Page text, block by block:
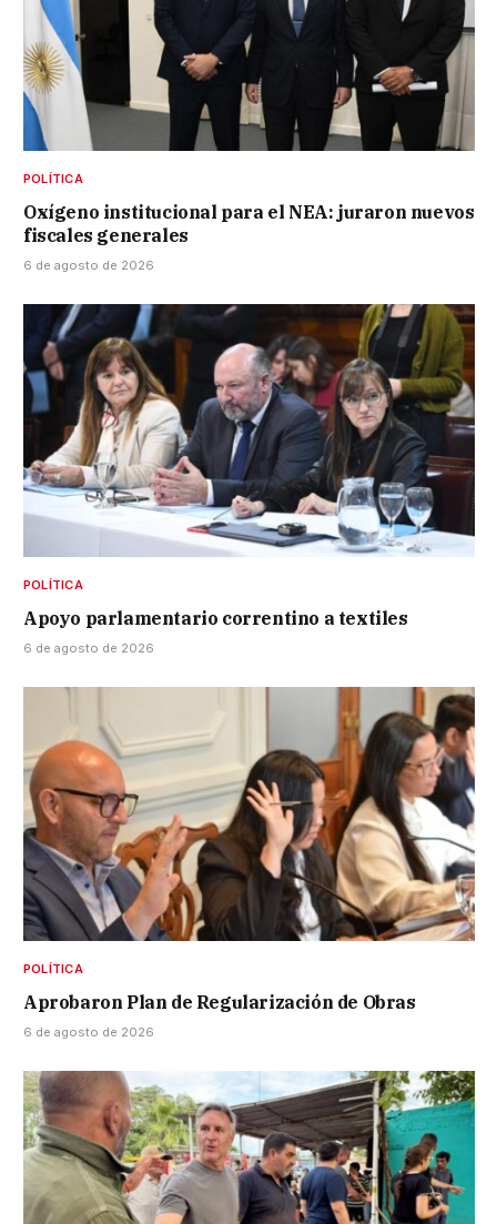
POLÍTICA
Oxígeno institucional para el NEA: juraron nuevos
fiscales generales
6 de agosto de 2026
POLÍTICA
Apoyo parlamentario correntino a textiles
6 de agosto de 2026
POLÍTICA
Aprobaron Plan de Regularización de Obras
6 de agosto de 2026